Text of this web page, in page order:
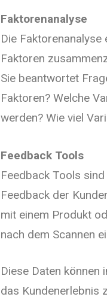
Faktorenanalyse
Die
Faktoren
Sie beantwortet
Faktoren? Welche
werden? Wie viel
Feedback Tools
Feedback Tools
Feedback der
mit einem Produkt
nach dem Scannen
Diese Daten
das Kundenerlebnis